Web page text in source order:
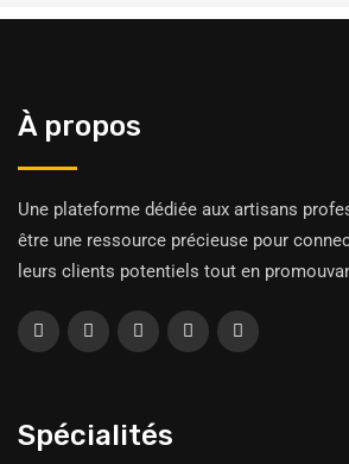
À propos
Une plateforme dédiée aux artisans
être une ressource précieuse pour
leurs clients potentiels tout en
Spécialités